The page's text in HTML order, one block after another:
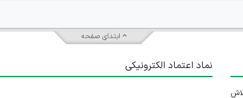
ابتدای صفحه
با تلاش
نماد اعتماد الکترونیکی